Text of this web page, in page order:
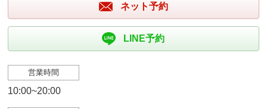
ネット予約
LINE予約
営業時間
10:00~20:00